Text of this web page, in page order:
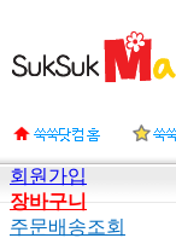
회원가입
장바구니
주문배송조회